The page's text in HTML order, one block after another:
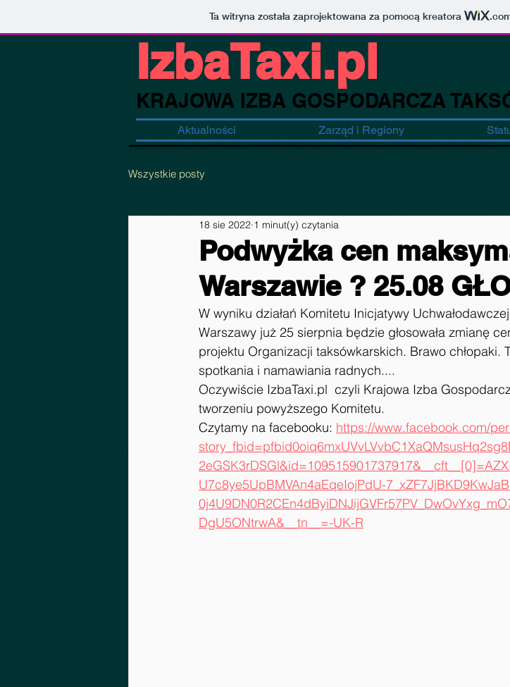
Ta witryna została zaprojektowana za pomocą kreatora
KRAJOWA IZBA GOSPODARCZA
IzbaTaxi.pl
Aktualności Zarząd i Regiony
Wszystkie posty
Podwyżka cen
Warszawie ? 25.08
18 sie 2022 1 minut(y) czytania
W wyniku działań Komitetu Inicjatywy
Warszawy już 25 sierpnia będzie głosowała zmianę
projektu Organizacji taksówkarskich. Brawo chłopaki.
spotkania i namawiania radnych....
Oczywiście IzbaTaxi.pl  czyli Krajowa Izba
tworzeniu powyższego Komitetu.
Czytamy na facebooku: https://www.facebook.com/
U7c8ye5UpBMVAn4aEqeIojPdU-
DgU5ONtrwA&__tn__=-UK-R